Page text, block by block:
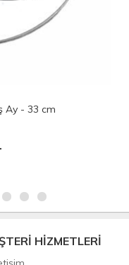
Ay - 33 cm
HİZMETLERİ